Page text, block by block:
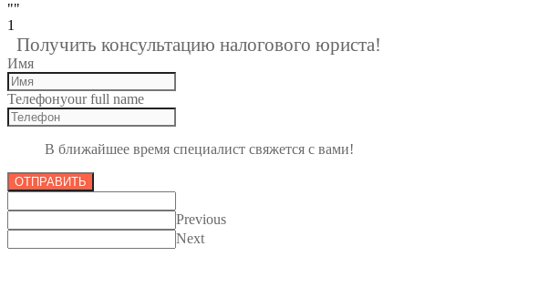
""
1
Получить консультацию налогового юриста!
Имя
Телефонyour full name
В ближайшее время специалист свяжется с вами!
ОТПРАВИТЬ
Previous
Next